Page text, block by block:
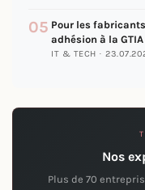
05 Pour les
adhésion à la
IT & TECH ·
Nos
Plus de 70